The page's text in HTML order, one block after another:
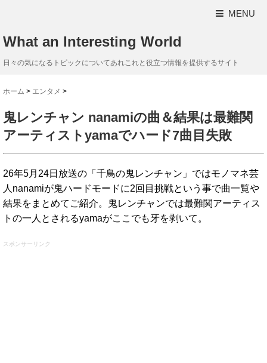
MENU
What an Interesting World
日々の気になるトピックについてあれこれと役立つ情報を提供するサイト
ホーム > エンタメ >
鬼レンチャン nanamiの曲＆結果は最難関
アーティストyamaでハード7曲目失敗
26年5月24日放送の「千鳥の鬼レンチャン」ではモノマネ芸
人nanamiが鬼ハードモードに2回目挑戦という事で曲一覧や
結果をまとめてご紹介。鬼レンチャンでは最難関アーティス
トの一人とされるyamaがここでも牙を剥いて。
スポンサーリンク